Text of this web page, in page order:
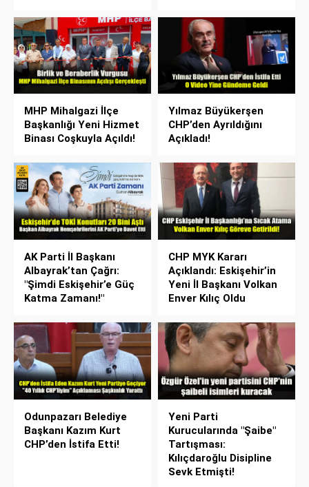
MHP Mihalgazi İlçe
Başkanlığı Yeni Hizmet
Binası Coşkuyla Açıldı!
Yılmaz Büyükerşen
CHP’den Ayrıldığını
Açıkladı!
AK Parti İl Başkanı
Albayrak’tan Çağrı:
"Şimdi Eskişehir’e Güç
Katma Zamanı!"
CHP MYK Kararı
Açıklandı: Eskişehir’in
Yeni İl Başkanı Volkan
Enver Kılıç Oldu
Odunpazarı Belediye
Başkanı Kazım Kurt
CHP’den İstifa Etti!
Yeni Parti
Kurucularında "Şaibe"
Tartışması:
Kılıçdaroğlu Disipline
Sevk Etmişti!